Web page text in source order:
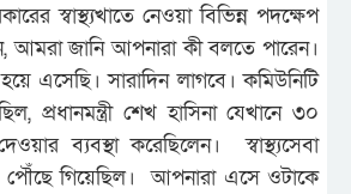
স্বাস্থ্যখাতে নেওয়া বিভিন্ন পদক্ষেপ
আমরা জানি আপনারা কী বলতে পারেন।
এসেছি। সারাদিন লাগবে। কমিউনিটি
প্রধানমন্ত্রী শেখ হাসিনা যেখানে ৩০
ব্যবস্থা করেছিলেন। স্বাস্থ্যসেবা
পৌঁছে গিয়েছিল। আপনারা এসে ওটাকে